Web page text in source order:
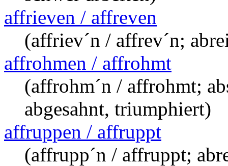
affrieven / affreven
(affriev´n / affrev´n;
affrohmen / affrohmt
(affrohm´n / affrohmt;
abgesahnt, triumphiert)
affruppen / affruppt
(affrupp´n / affruppt;